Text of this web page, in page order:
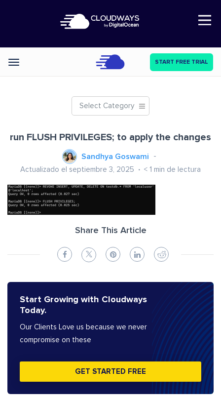
Open Nav
Categories START FREE TRIAL
Select Category
run FLUSH PRIVILEGES; to apply the changes
Sandhya Goswami
Actualizado el septiembre 3, 2025 < 1 min de lectura
Share This Article
Start Growing with Cloudways
Today.
Our Clients Love us because we never
compromise on these
GET STARTED FREE